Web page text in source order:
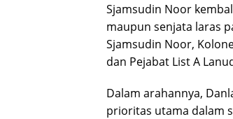
Sjamsudin Noor
maupun senjata laras
Sjamsudin Noor,
dan Pejabat List A
Dalam arahannya,
prioritas utama dalam